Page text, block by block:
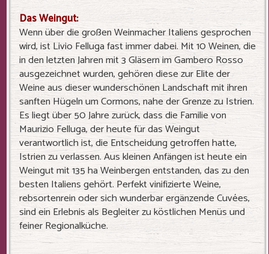
Das Weingut:
Wenn über die großen Weinmacher Italiens gesprochen
wird, ist Livio Felluga fast immer dabei. Mit 10 Weinen, die
in den letzten Jahren mit 3 Gläsern im Gambero Rosso
ausgezeichnet wurden, gehören diese zur Elite der
Weine aus dieser wunderschönen Landschaft mit ihren
sanften Hügeln um Cormons, nahe der Grenze zu Istrien.
Es liegt über 50 Jahre zurück, dass die Familie von
Maurizio Felluga, der heute für das Weingut
verantwortlich ist, die Entscheidung getroffen hatte,
Istrien zu verlassen. Aus kleinen Anfängen ist heute ein
Weingut mit 135 ha Weinbergen entstanden, das zu den
besten Italiens gehört. Perfekt vinifizierte Weine,
rebsortenrein oder sich wunderbar ergänzende Cuvées,
sind ein Erlebnis als Begleiter zu köstlichen Menüs und
feiner Regionalküche.